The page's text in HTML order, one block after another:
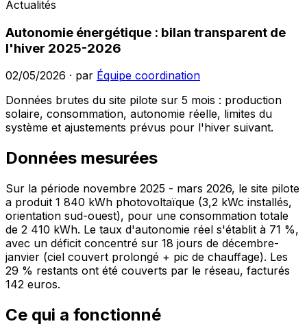
Actualités
Autonomie énergétique : bilan transparent de
l'hiver 2025-2026
02/05/2026 · par Équipe coordination
Données brutes du site pilote sur 5 mois : production
solaire, consommation, autonomie réelle, limites du
système et ajustements prévus pour l'hiver suivant.
Données mesurées
Sur la période novembre 2025 - mars 2026, le site pilote
a produit 1 840 kWh photovoltaïque (3,2 kWc installés,
orientation sud-ouest), pour une consommation totale
de 2 410 kWh. Le taux d'autonomie réel s'établit à 71 %,
avec un déficit concentré sur 18 jours de décembre-
janvier (ciel couvert prolongé + pic de chauffage). Les
29 % restants ont été couverts par le réseau, facturés
142 euros.
Ce qui a fonctionné